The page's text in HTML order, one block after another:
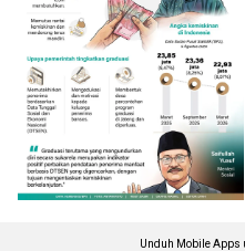
Unduh Mobile Apps